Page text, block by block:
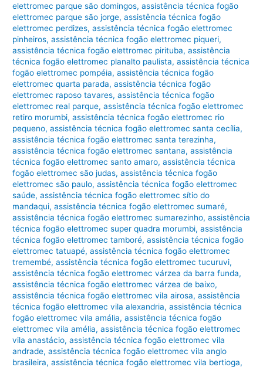
elettromec parque são domingos,assistência técnica fogão
elettromec parque são jorge,assistência técnica fogão
elettromec perdizes,assistência técnica fogão elettromec
pinheiros,assistência técnica fogão elettromec piqueri,
assistência técnica fogão elettromec pirituba,assistência
técnica fogão elettromec planalto paulista,assistência técnica
fogão elettromec pompéia,assistência técnica fogão
elettromec quarta parada,assistência técnica fogão
elettromec raposo tavares,assistência técnica fogão
elettromec real parque,assistência técnica fogão elettromec
retiro morumbi,assistência técnica fogão elettromec rio
pequeno,assistência técnica fogão elettromec santa cecília,
assistência técnica fogão elettromec santa terezinha,
assistência técnica fogão elettromec santana,assistência
técnica fogão elettromec santo amaro,assistência técnica
fogão elettromec são judas,assistência técnica fogão
elettromec são paulo,assistência técnica fogão elettromec
saúde,assistência técnica fogão elettromec sítio do
mandaqui,assistência técnica fogão elettromec sumaré,
assistência técnica fogão elettromec sumarezinho,assistência
técnica fogão elettromec super quadra morumbi,assistência
técnica fogão elettromec tamboré,assistência técnica fogão
elettromec tatuapé,assistência técnica fogão elettromec
tremembé,assistência técnica fogão elettromec tucuruvi,
assistência técnica fogão elettromec várzea da barra funda,
assistência técnica fogão elettromec várzea de baixo,
assistência técnica fogão elettromec vila airosa,assistência
técnica fogão elettromec vila alexandria,assistência técnica
fogão elettromec vila amália,assistência técnica fogão
elettromec vila amélia,assistência técnica fogão elettromec
vila anastácio,assistência técnica fogão elettromec vila
andrade,assistência técnica fogão elettromec vila anglo
brasileira,assistência técnica fogão elettromec vila bertioga,